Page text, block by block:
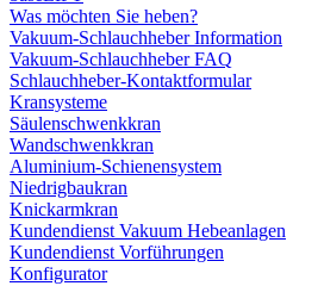
Was möchten Sie heben?
Vakuum-Schlauchheber Information
Vakuum-Schlauchheber FAQ
Schlauchheber-Kontaktformular
Kransysteme
Säulenschwenkkran
Wandschwenkkran
Aluminium-Schienensystem
Niedrigbaukran
Knickarmkran
Kundendienst Vakuum Hebeanlagen
Kundendienst Vorführungen
Konfigurator